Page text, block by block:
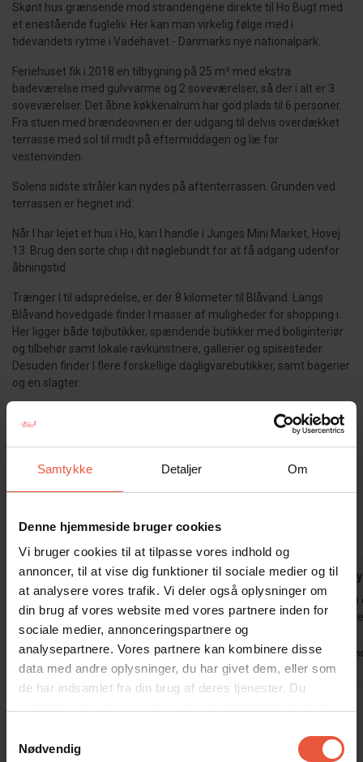
Samtykke Detaljer Om
Denne hjemmeside bruger cookies
Vi bruger cookies til at tilpasse vores indhold og
annoncer, til at vise dig funktioner til sociale medier og til
at analysere vores trafik. Vi deler også oplysninger om
din brug af vores website med vores partnere inden for
sociale medier, annonceringspartnere og
analysepartnere. Vores partnere kan kombinere disse
data med andre oplysninger, du har givet dem, eller som
de har indsamlet fra din brug af deres tjenester. Du
Nødvendig
Skønt hus grænsende mod strandengene direkte til Ho Bugt med
et enestående fugleliv. Her kan man virkelig følge med i
tidevandets rytme i Vadehavet - Danmarks nye nationalpark.
Feriehuset fik i 2018 en tilbygning på 25 m² med ekstra
badeværelse med gulvvarme og 2 soveværelser, så der i alt er 3
soveværelser. Det åbne køkkenalrum har god plads til 6 personer.
Fra stuen med brændeovnen er der udgang til delvis overdækket
terrasse med sol til midt på eftermiddagen og læ for
vestenvinden.
Solens sidste stråler kan nydes på aftenterrassen. Grunden ved
terrassen er hegnet ind.
Når I har lejet et hus i Ho, kan I handle i Junges Mini Market, Hovej
13. Brug den sorte chip i dit nøglebundt for at få adgang udenfor
åbningstid.
Trænger I til adspredelse, er der 8 kilometer til Blåvand. Langs
Blåvand hovedgade finder I masser af muligheder for shopping i.
Her ligger både tøjbutikker, spændende butikker med boliginteriør
og tilbehør samt lokale ravkunstnere, gallerier og spisesteder.
Desuden finder I flere forskellige dagligvarebutikker, samt bagerier
og en slagter.
4,9
4,9
Ann-Kathrin Makoschey
aug 2026
Et meget pænt, velholdt og roligt feriehus væk
fra turistområderne i Ho. I selve Ho er der et
lille minimarked med de nødvendige varer.
Ellers kan du nå Blåvand i bil på 10 minutter
eller Varde på 20 minutter for at handle.
Vis original
kommentar
Gæst fra
Vi havde
Vis alle omtaler